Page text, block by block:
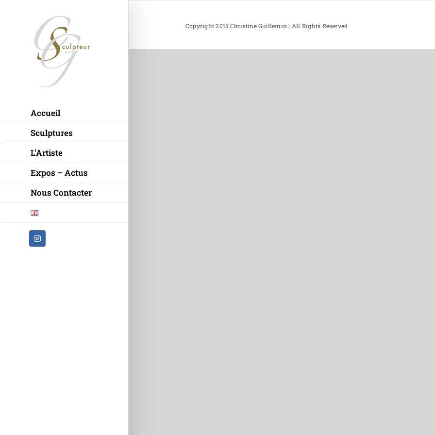
Accueil
Sculptures
L’Artiste
Expos – Actus
Nous Contacter
Copyright 2015 Christine Guillemin | All Rights Reserved